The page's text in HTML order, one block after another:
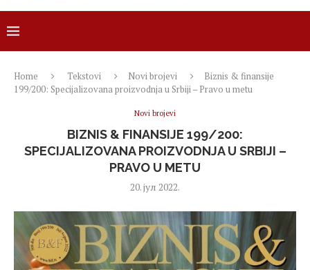
Home Tekstovi Novi brojevi
Biznis & finansije
199/200: Specijalizovana proizvodnja u Srbiji – Pravo u metu
Novi brojevi
BIZNIS & FINANSIJE 199/200:
SPECIJALIZOVANA PROIZVODNJA U SRBIJI –
PRAVO U METU
20. јул 2022.